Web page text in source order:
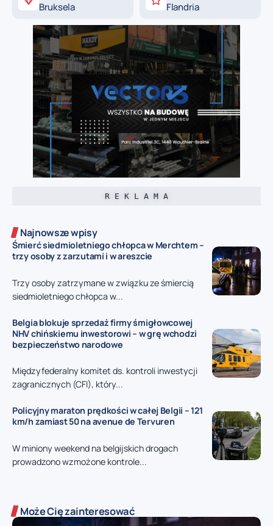
Bruksela Flandria
R E K L A M A
Najnowsze wpisy
Śmierć siedmioletniego chłopca w Merchtem –
trzy osoby z zarzutami i w areszcie
Trzy osoby zatrzymane w związku ze śmiercią
siedmioletniego chłopca w...
Belgia blokuje sprzedaż firmy śmigłowcowej
NHV chińskiemu inwestorowi – w grę wchodzi
bezpieczeństwo narodowe
Międzyfederalny komitet ds. kontroli inwestycji
zagranicznych (CFI), który...
Policyjny maraton prędkości w całej Belgii – 121
km/h zamiast 50 na avenue de Tervuren
W miniony weekend na belgijskich drogach
prowadzono wzmożone kontrole...
Może Cię zainteresować